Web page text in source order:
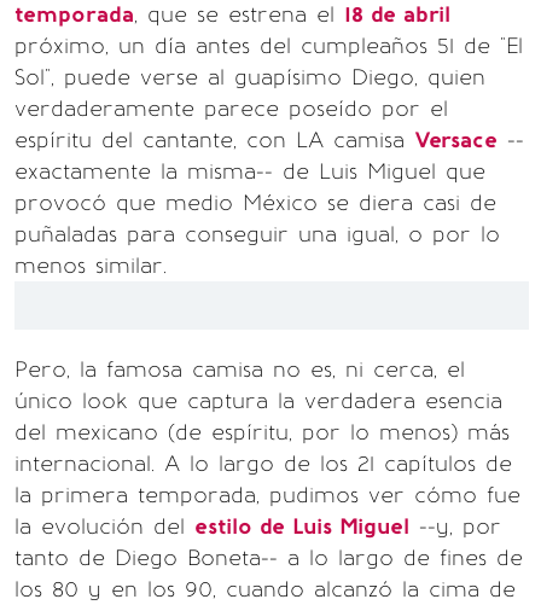
temporada, que se estrena el 18 de abril
próximo, un día antes del cumpleaños 51 de "El
Sol", puede verse al guapísimo Diego, quien
verdaderamente parece poseído por el
espíritu del cantante, con LA camisa Versace --
exactamente la misma-- de Luis Miguel que
provocó que medio México se diera casi de
puñaladas para conseguir una igual, o por lo
menos similar.
Pero, la famosa camisa no es, ni cerca, el
único look que captura la verdadera esencia
del mexicano (de espíritu, por lo menos) más
internacional. A lo largo de los 21 capítulos de
la primera temporada, pudimos ver cómo fue
la evolución del estilo de Luis Miguel --y, por
tanto de Diego Boneta-- a lo largo de fines de
los 80 y en los 90, cuando alcanzó la cima de